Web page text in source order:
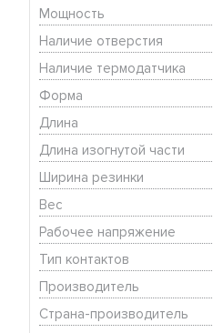
Мощность
Наличие отверстия
Наличие термодатчика
Форма
Длина
Длина изогнутой части
Ширина резинки
Вес
Рабочее напряжение
Тип контактов
Производитель
Страна-производитель